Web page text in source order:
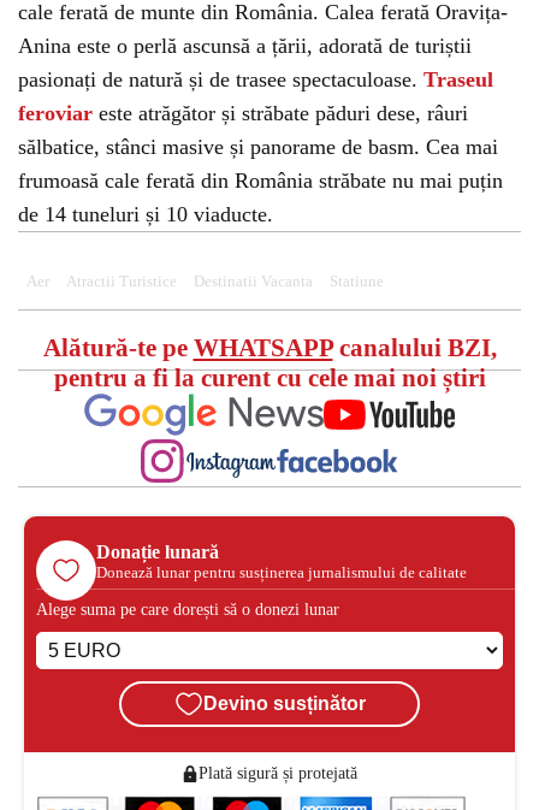
cale ferată de munte din România. Calea ferată Oravița-
Anina este o perlă ascunsă a țării, adorată de turiștii
pasionați de natură și de trasee spectaculoase. Traseul
feroviar este atrăgător și străbate păduri dese, râuri
sălbatice, stânci masive și panorame de basm. Cea mai
frumoasă cale ferată din România străbate nu mai puțin
de 14 tuneluri și 10 viaducte.
Aer Atractii Turistice Destinatii Vacanta Statiune
Alătură-te pe WHATSAPPcanalului BZI,
pentru a fi la curent cu cele mai noi știri
Donație lunară
Donează lunar pentru susținerea jurnalismului de calitate
Alege suma pe care dorești să o donezi lunar
Devino susținător
Plată sigură și protejată